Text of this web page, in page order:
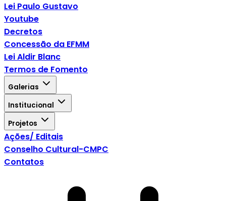
Lei Paulo Gustavo
Youtube
Decretos
Concessão da EFMM
Lei Aldir Blanc
Termos de Fomento
Galerias
Institucional
Projetos
Ações/ Editais
Conselho Cultural-CMPC
Contatos